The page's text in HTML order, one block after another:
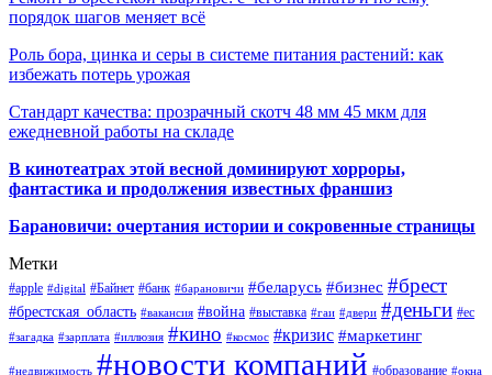
порядок шагов меняет всё
Роль бора, цинка и серы в системе питания растений: как
избежать потерь урожая
Стандарт качества: прозрачный скотч 48 мм 45 мкм для
ежедневной работы на складе
В кинотеатрах этой весной доминируют хорроры,
фантастика и продолжения известных франшиз
Барановичи: очертания истории и сокровенные страницы
Метки
#apple #digital #Байнет #банк #барановичи #беларусь #бизнес #брест
#брестская_область #вакансия #война #выставка #гаи #двери #деньги #ес
#загадка #зарплата #иллюзия #кино #космос #кризис #маркетинг
#недвижимость #новости компаний #образование #окна